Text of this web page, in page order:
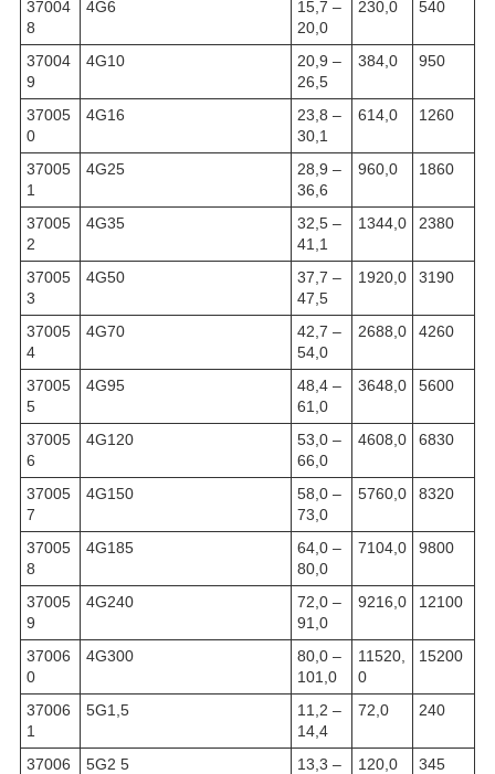
37004
8
4G6
15,7 –
20,0
230,0 540
37004
9
4G10
20,9 –
26,5
384,0 950
37005
0
4G16
23,8 –
30,1
614,0 1260
37005
1
4G25
28,9 –
36,6
960,0 1860
37005
2
4G35
32,5 –
41,1
1344,0 2380
37005
3
4G50
37,7 –
47,5
1920,0 3190
37005
4
4G70
42,7 –
54,0
2688,0 4260
37005
5
4G95
48,4 –
61,0
3648,0 5600
37005
6
4G120
53,0 –
66,0
4608,0 6830
37005
7
4G150
58,0 –
73,0
5760,0 8320
37005
8
4G185
64,0 –
80,0
7104,0 9800
37005
9
4G240
72,0 –
91,0
9216,0 12100
37006
0
4G300
80,0 –
101,0
11520,
0
15200
37006
1
5G1,5
11,2 –
14,4
72,0 240
37006
5G2 5
13,3 –
120,0 345